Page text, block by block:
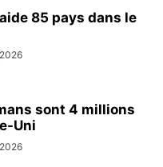
85 pays dans le
sont 4 millions
Uni